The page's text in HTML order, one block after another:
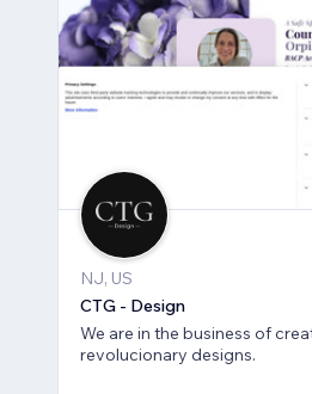
NJ, US
CTG - Design
We are in the business of
revolucionary designs.